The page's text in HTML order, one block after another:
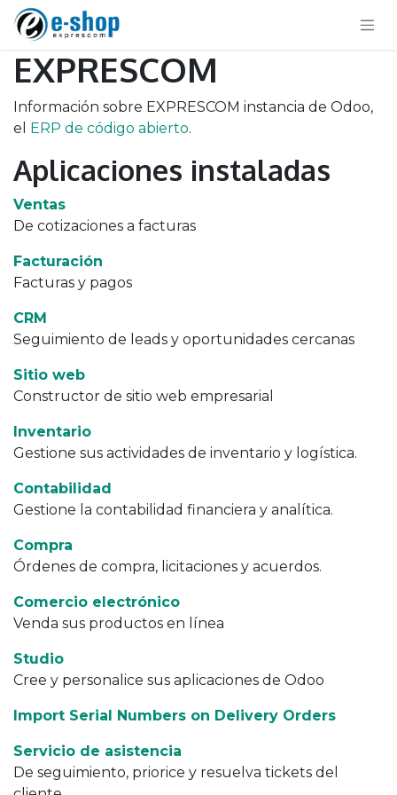
EXPRESCOM
Información sobre EXPRESCOM instancia de Odoo,
el ERP de código abierto.
Aplicaciones instaladas
Ventas
De cotizaciones a facturas
Facturación
Facturas y pagos
CRM
Seguimiento de leads y oportunidades cercanas
Sitio web
Constructor de sitio web empresarial
Inventario
Gestione sus actividades de inventario y logística.
Contabilidad
Gestione la contabilidad financiera y analítica.
Compra
Órdenes de compra, licitaciones y acuerdos.
Comercio electrónico
Venda sus productos en línea
Studio
Cree y personalice sus aplicaciones de Odoo
Import Serial Numbers on Delivery Orders
Servicio de asistencia
De seguimiento, priorice y resuelva tickets del